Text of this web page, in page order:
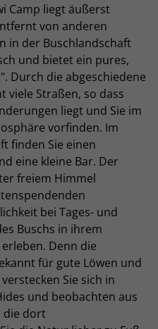
Camp liegt äußerst
von anderen
in der Buschlandschaft
und bietet ein pures,
Durch die abgeschiedene
viele Straßen, so dass
liegt und Sie im
vorfinden. Im
finden Sie einen
eine kleine Bar. Der
freiem Himmel
bei Tages- und
Buschs in ihrem
Denn die
für gute Löwen und
Sie sich in
und beobachten aus
die dort